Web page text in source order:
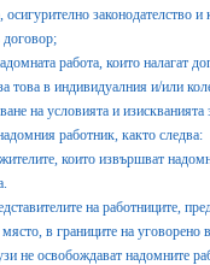
осигурително законодателство
договор;
работа, които налагат
това в индивидуалния и/или
на условията и
работник, както следва:
които извършват
на работниците,
в границите на
не освобождават надомните